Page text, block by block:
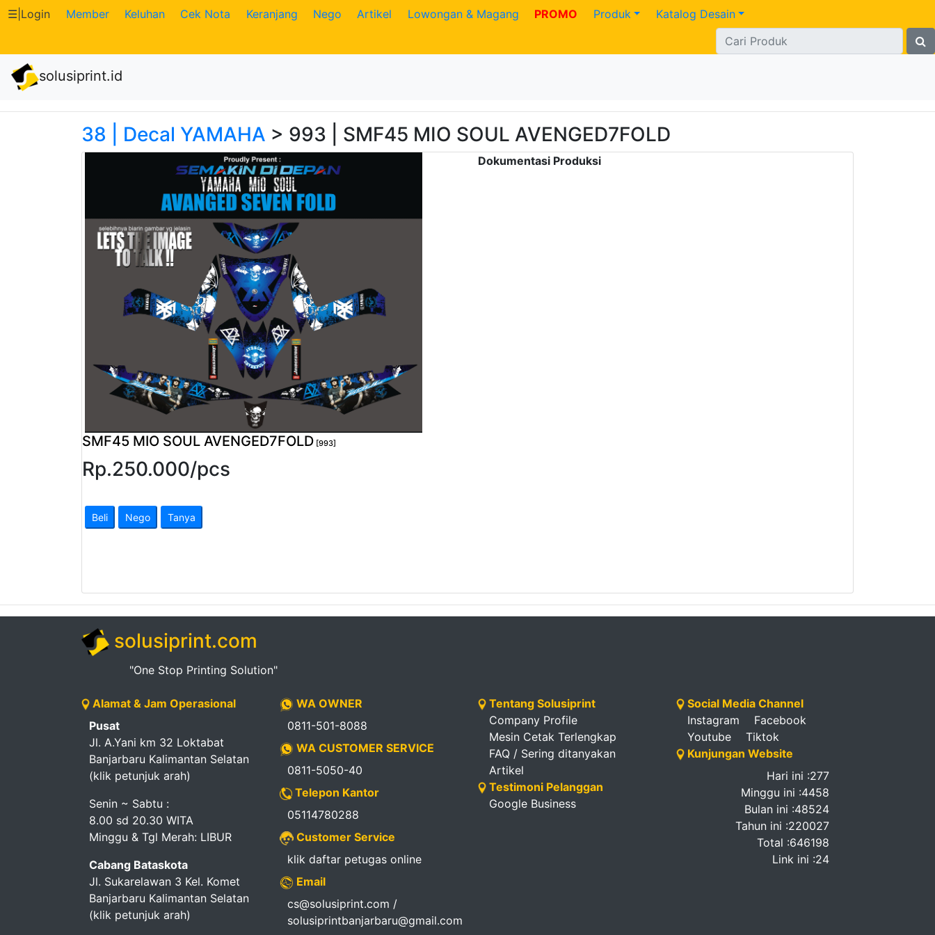
Katalog
Produk
Petugas
Riwayat
Tagihan
☰ Login Member Keluhan Cek Nota Keranjang Nego Artikel Lowongan & Magang PROMO Produk Katalog Desain
solusiprint.id
38 | Decal YAMAHA > 993 | SMF45 MIO SOUL AVENGED7FOLD
SMF45 MIO SOUL AVENGED7FOLD [993]
Rp.250.000/pcs
Beli Nego Tanya
Dokumentasi Produksi
solusiprint.com
"One Stop Printing Solution"
Alamat & Jam Operasional
Pusat
Jl. A.Yani km 32 Loktabat
Banjarbaru Kalimantan Selatan
(klik petunjuk arah)
Senin ~ Sabtu :
8.00 sd 20.30 WITA
Minggu & Tgl Merah: LIBUR
Cabang Bataskota
Jl. Sukarelawan 3 Kel. Komet
Banjarbaru Kalimantan Selatan
(klik petunjuk arah)
WA OWNER
0811-501-8088
WA CUSTOMER SERVICE
0811-5050-40
Telepon Kantor
05114780288
Customer Service
klik daftar petugas online
Email
cs@solusiprint.com /
solusiprintbanjarbaru@gmail.com
Tentang Solusiprint
Company Profile
Mesin Cetak Terlengkap
FAQ / Sering ditanyakan
Artikel
Testimoni Pelanggan
Google Business
Social Media Channel
Instagram
Facebook
Youtube
Tiktok
Kunjungan Website
Hari ini :277
Minggu ini :4458
Bulan ini :48524
Tahun ini :220027
Total :646198
Link ini :24